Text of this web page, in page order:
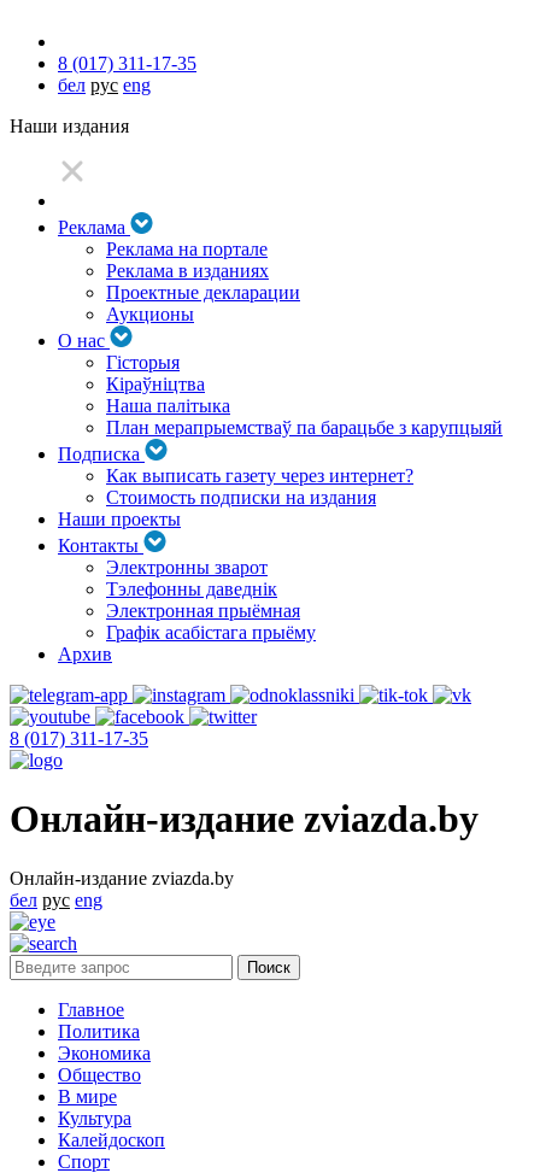
8 (017) 311-17-35
бел рус eng
Наши издания
Реклама
Реклама на портале
Реклама в изданиях
Проектные декларации
Аукционы
О нас
Гісторыя
Кіраўніцтва
Наша палітыка
План мерапрыемстваў па барацьбе з карупцыяй
Подписка
Как выписать газету через интернет?
Стоимость подписки на издания
Наши проекты
Контакты
Электронны зварот
Тэлефонны даведнік
Электронная прыёмная
Графік асабістага прыёму
Архив
8 (017) 311-17-35
Онлайн-издание zviazda.by
Онлайн-издание zviazda.by
бел рус eng
Главное
Политика
Экономика
Общество
В мире
Культура
Калейдоскоп
Спорт